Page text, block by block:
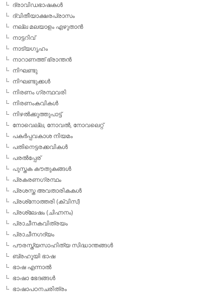
ദ്രാവിഡഭാഷകള്‍
ദ്വിതീയാക്ഷരപ്രാസം
നല്ല മലയാളം എഴുതാന്‍
നാട്ടറിവ്
നാട്യഗൃഹം
നാറാണത്ത് ഭ്രാന്തന്‍
നിഘണ്ടു
നിഘണ്ടുക്കള്‍
നിരണം ഗ്രന്ഥവരി
നിരണംകവികള്‍
നിഴല്‍ക്കുത്തുപാട്ട്
നോവെല്ല, നോവല്‍, നോവലെറ്റ്
പകര്‍പ്പവകാശ നിയമം
പതിനെട്ടരക്കവികള്‍
പരല്‍പ്പേര്
പുസ്തക കൗതുകങ്ങള്‍
പ്രകരണഗ്രന്ഥം
പ്രശസ്ത അവതാരികകള്‍
പ്രശ്‌നോത്തരി (ക്വിസ്)
പ്രശ്ലേഷം (ചിഹ്നനം)
പ്രാചീനകവിത്രയം
പ്രാചീനഗദ്യം
പൗരസ്ത്യസാഹിത്യ സിദ്ധാന്തങ്ങള്‍
ബ്രഹൂയി ഭാഷ
ഭാഷ എന്നാല്‍
ഭാഷാ ഭേദങ്ങള്‍
ഭാഷാപഠനചരിത്രം